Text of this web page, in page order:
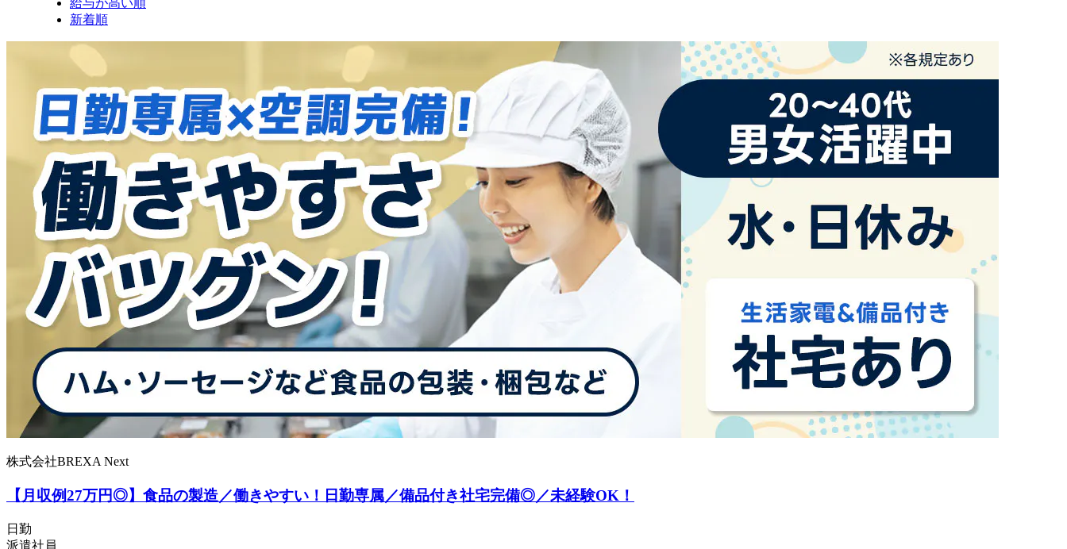
給与が高い順
新着順
株式会社BREXA Next
【月収例27万円◎】食品の製造／働きやすい！日勤専属／備品付き社宅完備◎／未経験OK！
日勤
派遣社員